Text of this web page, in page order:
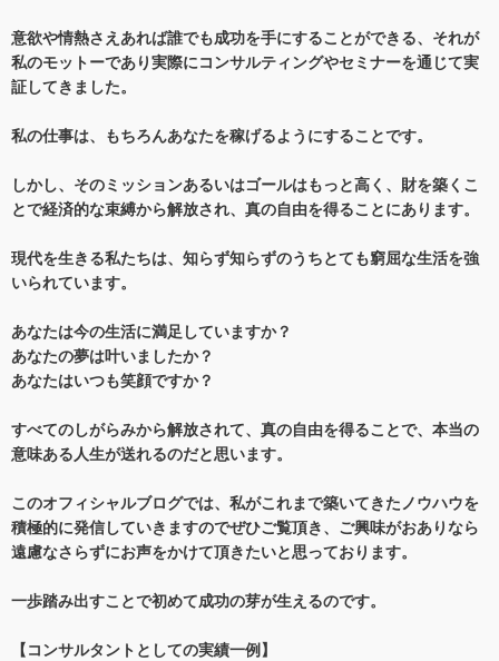
意欲や情熱さえあれば誰でも成功を手にすることができる、それが
私のモットーであり実際にコンサルティングやセミナーを通じて実
証してきました。
私の仕事は、もちろんあなたを稼げるようにすることです。
しかし、そのミッションあるいはゴールはもっと高く、財を築くこ
とで経済的な束縛から解放され、真の自由を得ることにあります。
現代を生きる私たちは、知らず知らずのうちとても窮屈な生活を強
いられています。
あなたは今の生活に満足していますか？
あなたの夢は叶いましたか？
あなたはいつも笑顔ですか？
すべてのしがらみから解放されて、真の自由を得ることで、本当の
意味ある人生が送れるのだと思います。
このオフィシャルブログでは、私がこれまで築いてきたノウハウを
積極的に発信していきますのでぜひご覧頂き、ご興味がおありなら
遠慮なさらずにお声をかけて頂きたいと思っております。
一歩踏み出すことで初めて成功の芽が生えるのです。
【コンサルタントとしての実績一例】